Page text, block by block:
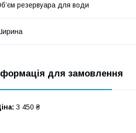
резервуара для води
для замовлення
3 450 ₴